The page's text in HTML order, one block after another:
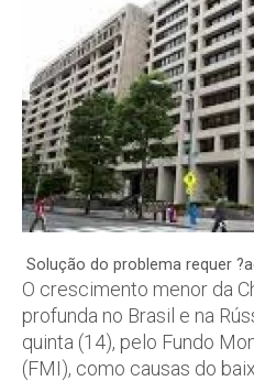
Solução do problema requer
O crescimento menor da
profunda no Brasil e na
quinta (14), pelo Fundo
(FMI), como causas do